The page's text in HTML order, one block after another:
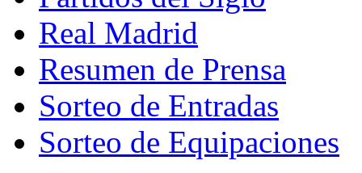
Real Madrid
Resumen de Prensa
Sorteo de Entradas
Sorteo de Equipaciones